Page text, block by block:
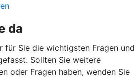
da
für Sie die wichtigsten Fragen und
Sollten Sie weitere
oder Fragen haben, wenden Sie